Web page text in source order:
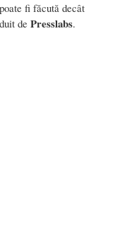
fi făcută decât
de Presslabs.